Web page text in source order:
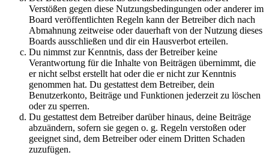
Verstößen gegen diese Nutzungsbedingungen oder anderer im
Board veröffentlichten Regeln kann der Betreiber dich nach
Abmahnung zeitweise oder dauerhaft von der Nutzung dieses
Boards ausschließen und dir ein Hausverbot erteilen.
Du nimmst zur Kenntnis, dass der Betreiber keine
Verantwortung für die Inhalte von Beiträgen übernimmt, die
er nicht selbst erstellt hat oder die er nicht zur Kenntnis
genommen hat. Du gestattest dem Betreiber, dein
Benutzerkonto, Beiträge und Funktionen jederzeit zu löschen
oder zu sperren.
Du gestattest dem Betreiber darüber hinaus, deine Beiträge
abzuändern, sofern sie gegen o. g. Regeln verstoßen oder
geeignet sind, dem Betreiber oder einem Dritten Schaden
zuzufügen.